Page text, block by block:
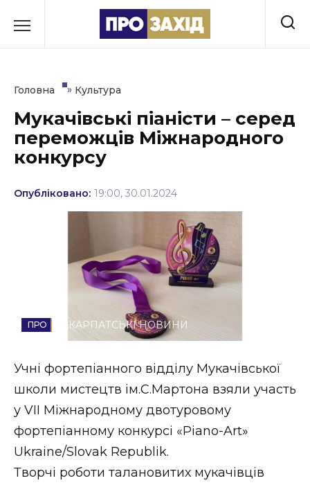
до
Культура
Освіта
Події
Соціум
Стиль життя
Втрачений Ужгород (відеоверсія)
ЗАКАРПАТСЬКІ НОВИНИ
Головна » Культура
Мукачівські піаністи – серед
переможців Міжнародного
конкурсу
Опубліковано: 19:00, 30.01.2024
ЗАКАРПАТСЬКІ НОВИНИ
Учні фортепіанного відділу Мукачівської
школи мистецтв ім.С.Мартона взяли участь
у VII Міжнародному двотуровому
фортепіанному конкурсі «Piano-Art»
Ukraine/Slovak Republik.
Творчі роботи талановитих мукачівців